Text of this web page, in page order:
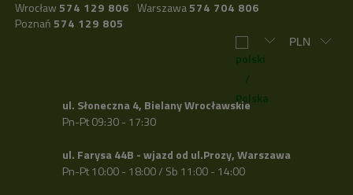
Wrocław 574 129 806 Warszawa574 704 806
Poznań 574 129 805
ul. Słoneczna 4, Bielany Wrocławskie
Pn-Pt 09:30 - 17:30
ul. Farysa 44B - wjazd od ul.Prozy, Warszawa
Pn-Pt 10:00 - 18:00 / Sb 11:00 - 14:00